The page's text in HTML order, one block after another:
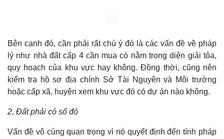
Bên cạnh đó, cần phải rất chú ý đó là các vấn đề về pháp
lý như nhà đất cấp 4 cần mua có nằm trong diện giải tỏa,
quy hoạch của khu vực hay không. Đồng thời, cũng nên
kiểm tra hồ sơ địa chính Sở Tài Nguyên và Môi trường
hoặc cấp xã, huyện xem khu vực đó có dự án nào không.
2, Đất phải có sổ đỏ
Vấn đề vô cùng quan trọng vì nó quyết định đến tính pháp